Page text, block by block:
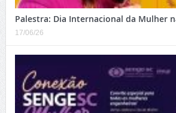
Palestra: Dia Internacional da Mulher
17/06/26